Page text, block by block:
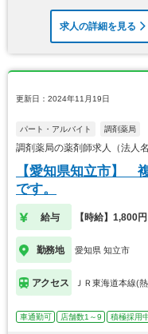
求人の詳細を見る
更新日：2024年11月19日
パート・アルバイト 調剤薬局
調剤薬局の薬剤師求人（法人
【愛知県知立市】
です。
給与 【時給】1,800
勤務地 愛知県 知立市
アクセス ＪＲ東海道本線(
車通勤可 店舗数1～9 積極採用